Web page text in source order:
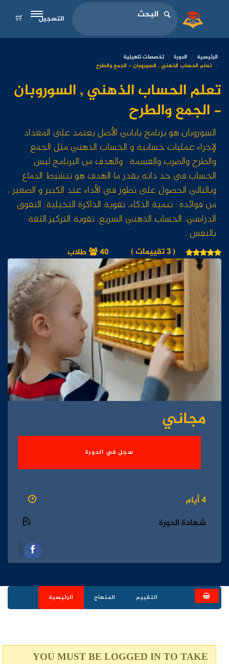
التسجيل
الرئيسية الدورة
تخصصات تاهيلية
تعلم الحساب الذهني , السوروبان - الجمع والطرح
تعلم الحساب الذهني , السوروبان
- الجمع والطرح
السوروبان هو برنامج ياباني الأصل يعتمد على المعداد
لإجراء عمليات حسابية و الحساب الذهني مثل الجمع
والطرح والضرب والقسمة . والهدف من البرنامج ليس
الحساب في حد ذاته بقدر ما الهدف هو تنشيط الدماغ
وبالتالي الحصول على تطور في الأداء عند الكبير و الصغير ،
من فوائده : تنمية الذكاء، تقوية الذاكرة التخيلية، التفوق
الدراسي، الحساب الذهني السريع، تقوية التركيز،الثقة
بالنفس .
( 3 تقييمات ) 40 طلاب
مجاني
سجل في الدورة
4 أيام
شهادة الدورة
الرئيسية المنهاج التقييم
YOU MUST BE LOGGED IN TO TAKE